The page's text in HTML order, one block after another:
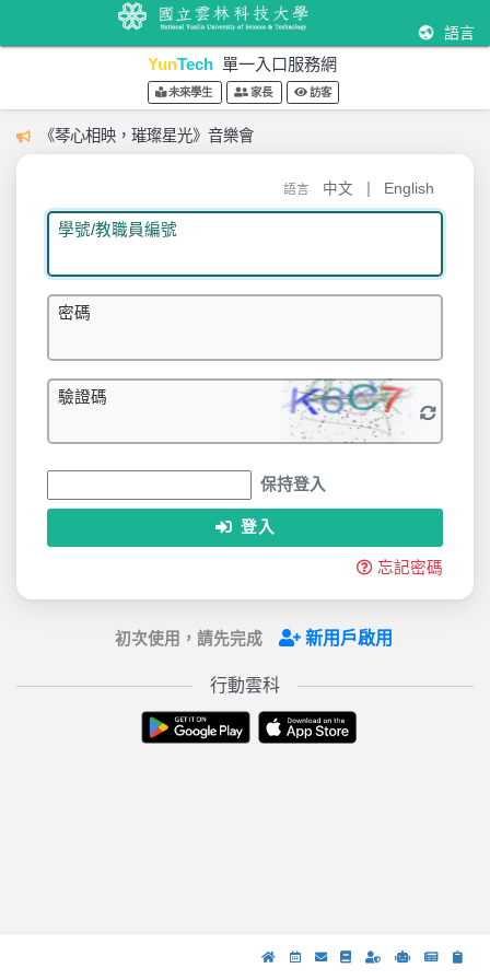
語言
YunTech 單一入口服務網
未來學生 家長 訪客
《琴心相映，璀璨星光》音樂會
語言 中文 English
學號/教職員編號
密碼
驗證碼
保持登入
登入
忘記密碼
初次使用，請先完成 新用戶啟用
行動雲科